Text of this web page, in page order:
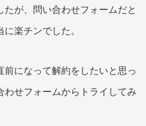
たが、問い合わせフォームだと
楽チンでした。
になって解約をしたいと思っ
わせフォームからトライしてみ